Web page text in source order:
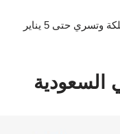
يتوفر العرض في جميع فروع اكسترا في المملكة وتسري حتى 5 يناير